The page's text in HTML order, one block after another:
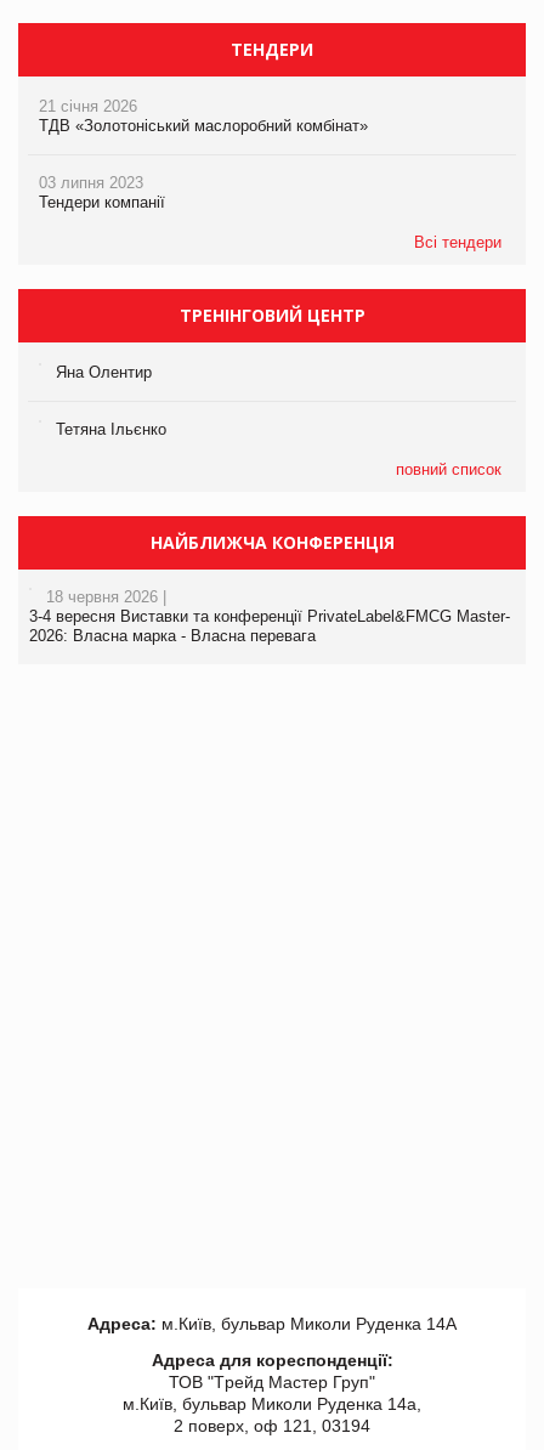
ТЕНДЕРИ
21 січня 2026
ТДВ «Золотоніський маслоробний комбінат»
03 липня 2023
Тендери компанії
Всі тендери
ТРЕНІНГОВИЙ ЦЕНТР
Яна Олентир
Тетяна Ільєнко
повний список
НАЙБЛИЖЧА КОНФЕРЕНЦІЯ
18 червня 2026 |
3-4 вересня Виставки та конференції PrivateLabel&FMCG Master-
2026: Власна марка - Власна перевага
Адреса: м.Київ, бульвар Миколи Руденка 14А
Адреса для кореспонденції:
ТОВ "Tрейд Мастер Груп"
м.Київ, бульвар Миколи Руденка 14а,
2 поверх, оф 121, 03194